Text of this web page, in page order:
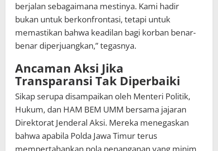
berjalan sebagaimana mestinya. Kami hadir
bukan untuk berkonfrontasi, tetapi untuk
memastikan bahwa keadilan bagi korban benar-
benar diperjuangkan,” tegasnya.
Ancaman Aksi Jika
Transparansi Tak Diperbaiki
Sikap serupa disampaikan oleh Menteri Politik,
Hukum, dan HAM BEM UMM bersama jajaran
Direktorat Jenderal Aksi. Mereka menegaskan
bahwa apabila Polda Jawa Timur terus